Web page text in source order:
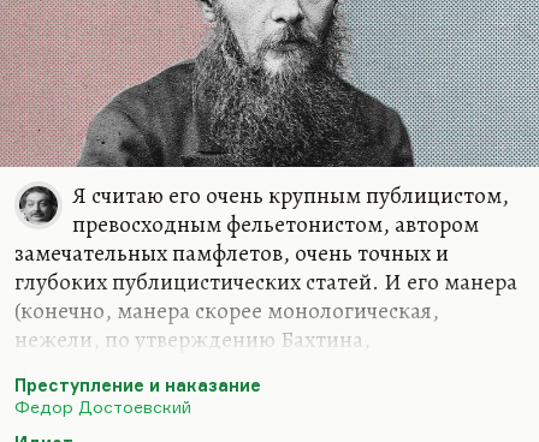
Я считаю его очень крупным публицистом,
превосходным фельетонистом, автором
замечательных памфлетов, очень точных и
глубоких публицистических статей. И его манера
(конечно, манера скорее монологическая,
нежели, по утверждению Бахтина,
шёпоток, который мы всегда слышим в
большинстве его текстов, написанных, конечно,
Преступление и наказание
Федор Достоевский